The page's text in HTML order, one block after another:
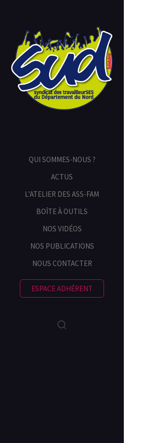
QUI SOMMES-NOUS ?
ACTUS
L’ATELIER DES ASS-FAM
BOÎTE À OUTILS
NOS VIDÉOS
NOS PUBLICATIONS
NOUS CONTACTER
ESPACE ADHÉRENT